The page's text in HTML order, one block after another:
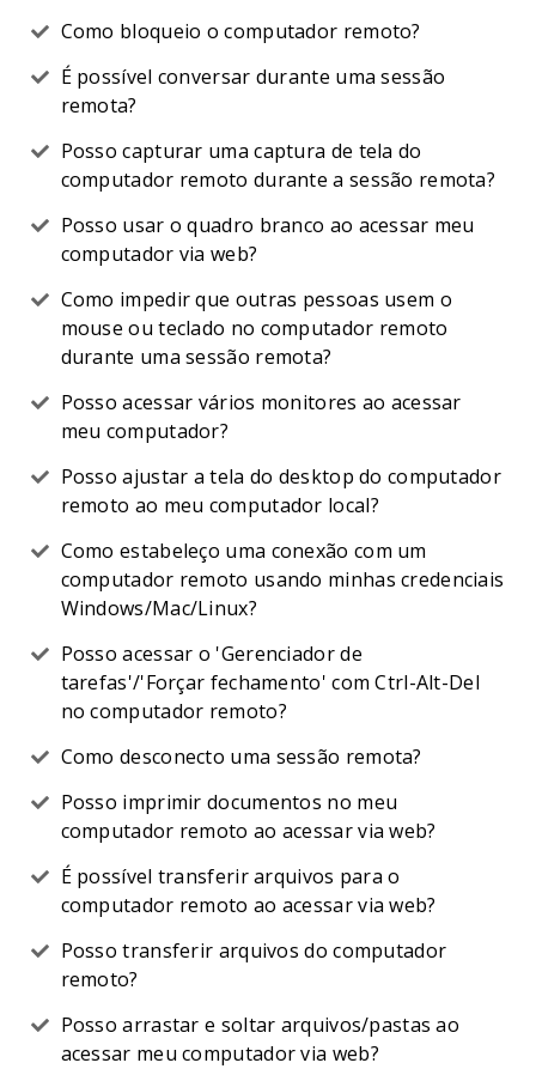
Como bloqueio o computador remoto?
É possível conversar durante uma sessão
remota?
Posso capturar uma captura de tela do
computador remoto durante a sessão remota?
Posso usar o quadro branco ao acessar meu
computador via web?
Como impedir que outras pessoas usem o
mouse ou teclado no computador remoto
durante uma sessão remota?
Posso acessar vários monitores ao acessar
meu computador?
Posso ajustar a tela do desktop do computador
remoto ao meu computador local?
Como estabeleço uma conexão com um
computador remoto usando minhas credenciais
Windows/Mac/Linux?
Posso acessar o 'Gerenciador de
tarefas'/'Forçar fechamento' com Ctrl-Alt-Del
no computador remoto?
Como desconecto uma sessão remota?
Posso imprimir documentos no meu
computador remoto ao acessar via web?
É possível transferir arquivos para o
computador remoto ao acessar via web?
Posso transferir arquivos do computador
remoto?
Posso arrastar e soltar arquivos/pastas ao
acessar meu computador via web?